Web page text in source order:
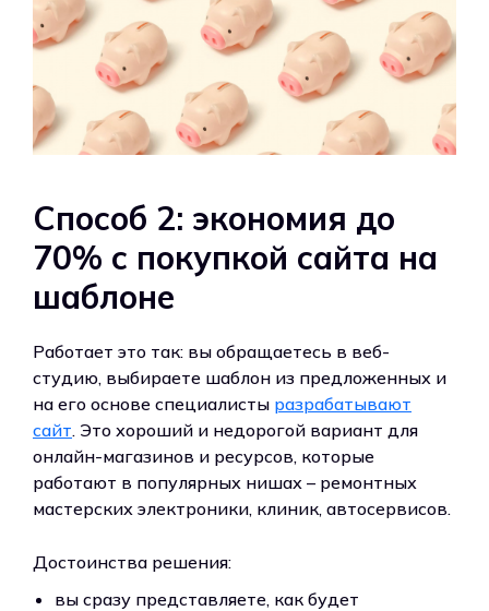
Способ 2: экономия до
70% с покупкой сайта на
шаблоне
Работает это так: вы обращаетесь в веб-
студию, выбираете шаблон из предложенных и
на его основе специалисты разрабатывают
сайт. Это хороший и недорогой вариант для
онлайн-магазинов и ресурсов, которые
работают в популярных нишах – ремонтных
мастерских электроники, клиник, автосервисов.
Достоинства решения:
вы сразу представляете, как будет